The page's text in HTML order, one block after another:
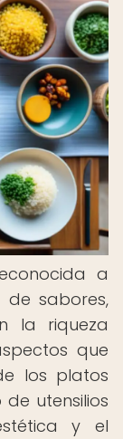
a
de sabores,
la riqueza
que
los platos
utensilios
y el